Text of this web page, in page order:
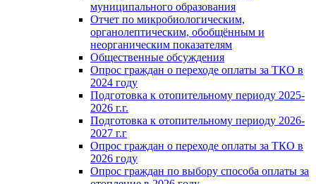
муниципального образования
Отчет по микробиологическим,
органолептическим, обобщённым и
неорганическим показателям
Общественные обсуждения
Опрос граждан о переходе оплаты за ТКО в
2024 году
Подготовка к отопительному периоду 2025-
2026 г.г.
Подготовка к отопительному периоду 2026-
2027 г.г
Опрос граждан о переходе оплаты за ТКО в
2026 году
Опрос граждан по выбору способа оплаты за